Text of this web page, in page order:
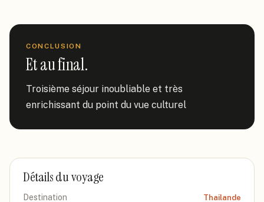
CONCLUSION
Et au final.
Troisième séjour inoubliable et très
enrichissant du point du vue culturel
Détails du voyage
Destination Thailande